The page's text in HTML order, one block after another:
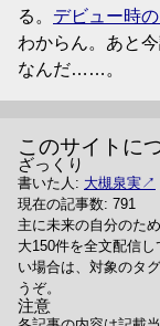
る。 デビュー時
わからん。あと
なんだ……。
このサイトに
ざっくり
書いた人: 大槻泉実
現在の記事数: 791
主に未来の自分のた
大150件を全文配信
い場合は、対象のタ
うぞ。
注意